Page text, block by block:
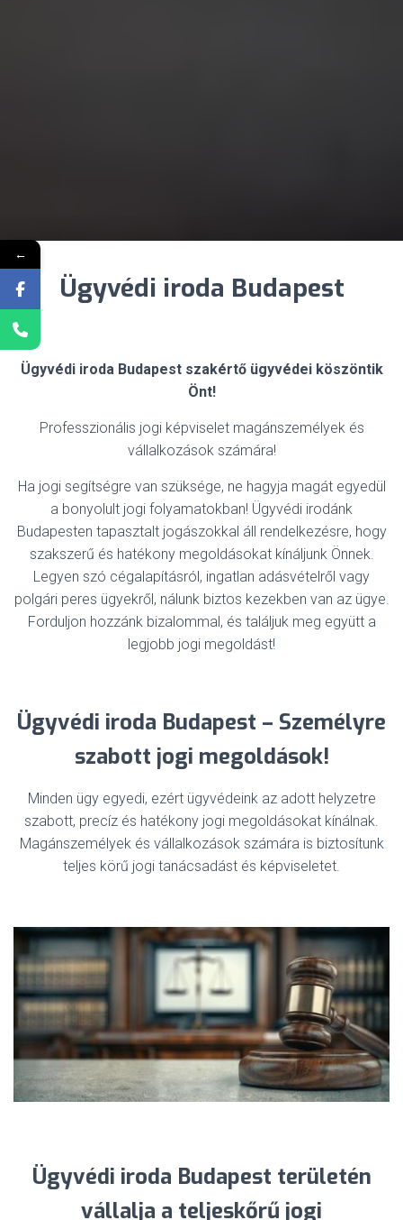
Ügyvédi iroda Budapest
Ügyvédi iroda Budapest szakértő ügyvédei köszöntik
Önt!
Professzionális jogi képviselet magánszemélyek és
vállalkozások számára!
Ha jogi segítségre van szüksége, ne hagyja magát egyedül
a bonyolult jogi folyamatokban! Ügyvédi irodánk
Budapesten tapasztalt jogászokkal áll rendelkezésre, hogy
szakszerű és hatékony megoldásokat kínáljunk Önnek.
Legyen szó cégalapításról, ingatlan adásvételről vagy
polgári peres ügyekről, nálunk biztos kezekben van az ügye.
Forduljon hozzánk bizalommal, és találjuk meg együtt a
legjobb jogi megoldást!
Ügyvédi iroda Budapest – Személyre
szabott jogi megoldások!
Minden ügy egyedi, ezért ügyvédeink az adott helyzetre
szabott, precíz és hatékony jogi megoldásokat kínálnak.
Magánszemélyek és vállalkozások számára is biztosítunk
teljes körű jogi tanácsadást és képviseletet.
Ügyvédi iroda Budapest területén
vállalja a teljeskőrű jogi
←